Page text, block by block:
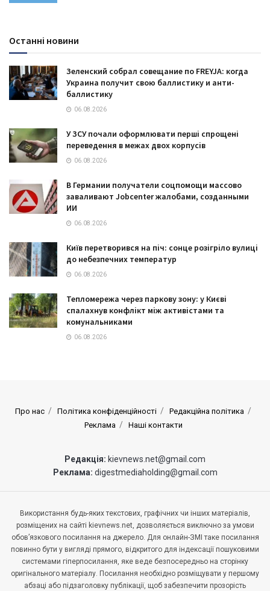
Останні новини
Зеленский собрал совещание по FREYJA: когда
Украина получит свою баллистику и анти-
баллистику
06.08.2026
У ЗСУ почали оформлювати перші спрощені
переведення в межах двох корпусів
06.08.2026
В Германии получатели соцпомощи массово
заваливают Jobcenter жалобами, созданными
ИИ
06.08.2026
Київ перетворився на піч: сонце розігріло вулиці
до небезпечних температур
06.08.2026
Тепломережа через паркову зону: у Києві
спалахнув конфлікт між активістами та
комунальниками
06.08.2026
Про нас Політика конфіденційності
Редакційна політика
Реклама
Наші контакти
Редакція: kievnews.net@gmail.com
Реклама: digestmediaholding@gmail.com
Використання будь-яких текстових, графічних чи інших матеріалів,
розміщених на сайті kievnews.net, дозволяється виключно за умови
обов’язкового посилання на джерело. Для онлайн-ЗМІ таке посилання
повинно бути у вигляді прямого, відкритого для індексації пошуковими
системами гіперпосилання, яке веде безпосередньо на сторінку
оригінального матеріалу. Посилання необхідно розміщувати у першому
абзаці або підзаголовку публікації, щоб забезпечити прозорість